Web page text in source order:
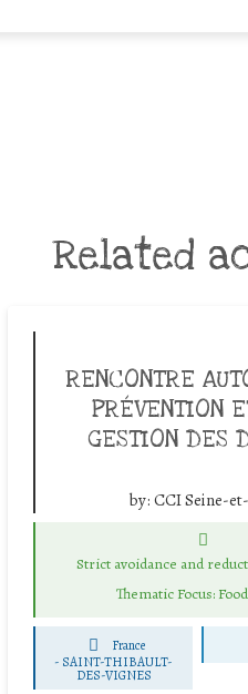
Related
RENCONTRE
PRÉVENTION
GESTION DES
by: CCI Seine-
Strict avoidance and
Thematic Focus:
France
- SAINT-THIBAULT-
DES-VIGNES